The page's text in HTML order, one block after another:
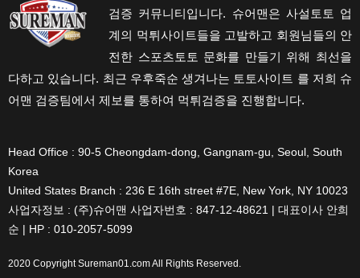
검증 커뮤니티입니다. 슈어맨은 사설토토 업
계의 먹튀사이트들을 고발하고 회원님들의 안
전한 스포츠토토 문화를 만들기 위해 최선을
다하고 있습니다. 최근 우후죽순 생겨나는 토토사이트 를 저희 슈
어맨 검증팀에서 제보를 통하여 먹튀검증을 진행합니다.
Head Office : 90-5 Cheongdam-dong, Gangnam-gu, Seoul, South
Korea
United States Branch : 236 E 16th street #7E, New York, NY 10023
사업자정보 : (주)슈어맨 사업자번호 : 847-12-48621 | 대표이사 안희
순 | HP : 010-2057-5099
2020 CopyrightSureman01.comAll Rights Reserved.